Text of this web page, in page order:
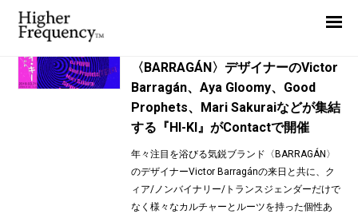
TAG: Victor
〈BARRAGÁN〉デザイナーのVictor
Barragán、Aya Gloomy、Good
Prophets、Mari Sakuraiなどが集結
する『HI-KI』がContactで開催
年々注目を浴びる気鋭ブランド〈BARRAGÁN〉
のデザイナーVictor Barragánの来日と共に、ク
ィア/ノンバイナリー/トランスジェンダーだけで
なく様々なカルチャーとルーツを持った個性あ
News
Interview
Highlight
Report